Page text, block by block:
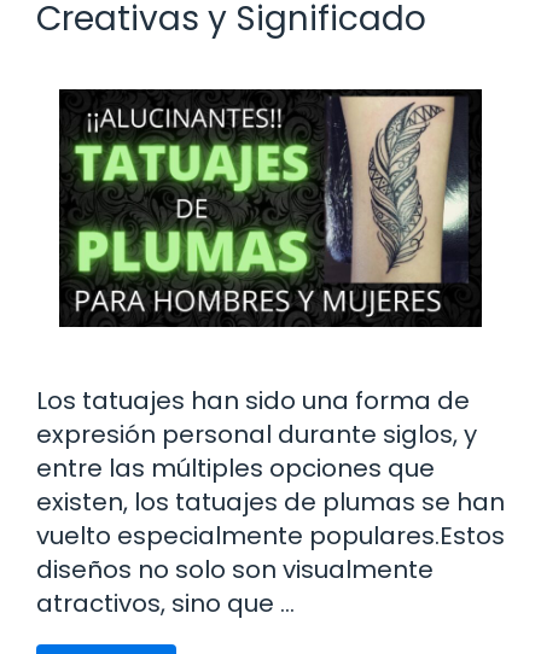
Creativas y Significado
Los tatuajes han sido una forma de
expresión personal durante siglos, y
entre las múltiples opciones que
existen, los tatuajes de plumas se han
vuelto especialmente populares.Estos
diseños no solo son visualmente
atractivos, sino que …